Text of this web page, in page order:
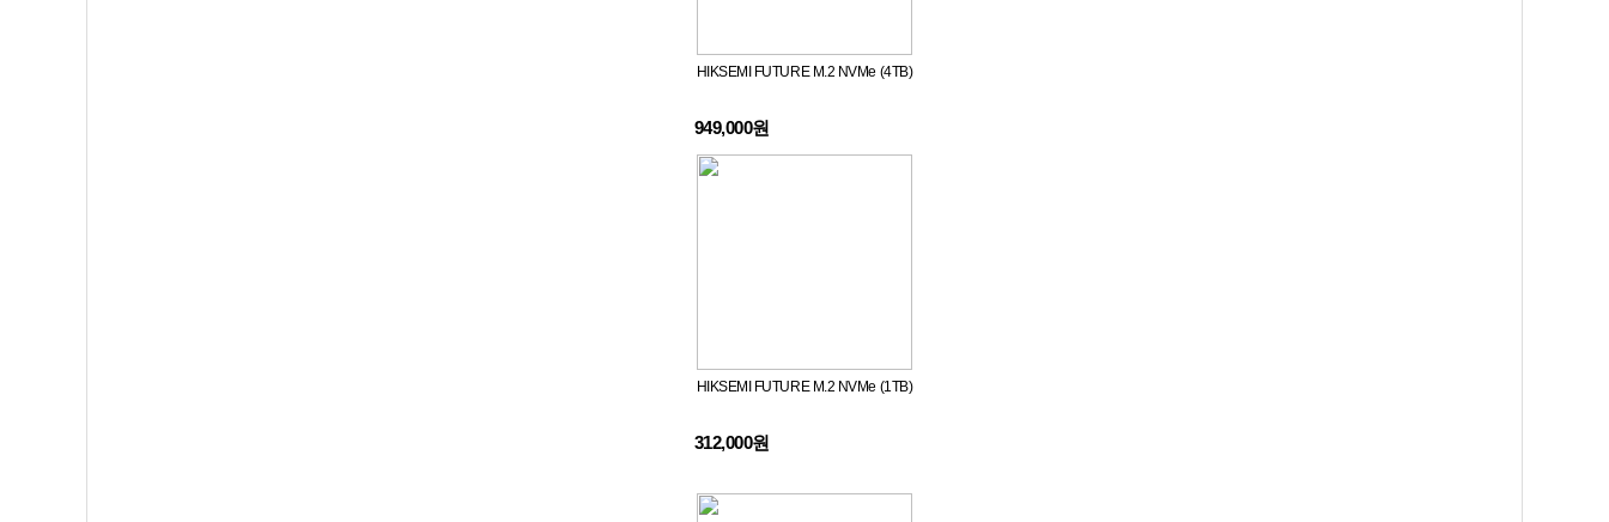
HIKSEMI FUTURE M.2 NVMe (4TB)
949,000원
HIKSEMI FUTURE M.2 NVMe (1TB)
312,000원